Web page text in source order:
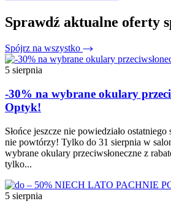
Sprawdź aktualne oferty
Spójrz na wszystko
5 sierpnia
-30% na wybrane okulary
Optyk!
Słońce jeszcze nie powiedziało ostatniego
nie powtórzy! Tylko do 31 sierpnia w
wybrane okulary przeciwsłoneczne z
tylko...
5 sierpnia